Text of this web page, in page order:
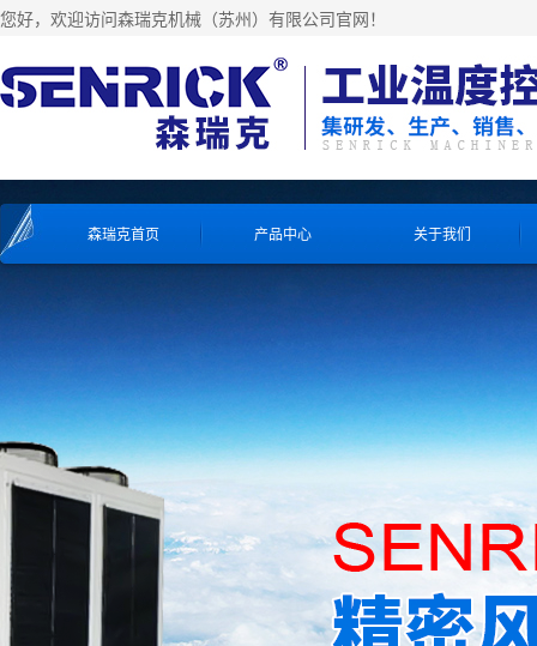
您好，欢迎访问森瑞克机械（苏州）有限公司官网！
森瑞克首页 产品中心
工业冷水机系列
工业冷水机系列
风冷式冷水机
水冷式冷水机
关于我们